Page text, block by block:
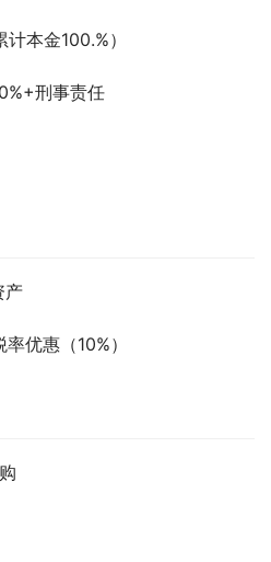
本金100.%）
刑事责任
产
优惠（10%）